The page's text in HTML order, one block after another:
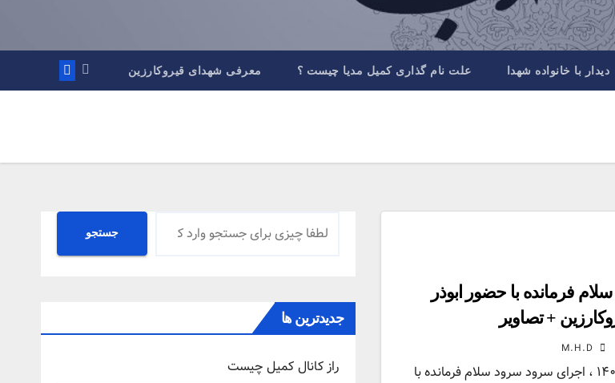
دیدار با خانواده شهدا علت نام گذاری کمیل مدیا چیست ؟ معرفی شهدای قیروکارزین
فرمانده با حضور ابوذر
+ تصاویر
صبح ۱۱ اسفند ۱۴۰۱ ، اجرای سرود سرود سلام فرمانده با
جستجو جستجو
جدیدترین ها
راز کانال کمیل چیست